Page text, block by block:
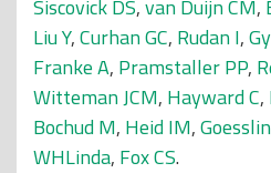
Siscovick DS,van Duijn CM,
Liu Y,Curhan GC, Rudan I,
Franke A, Pramstaller PP,
Witteman JCM, Hayward C,
Bochud M, Heid IM,
WHLinda, Fox CS.